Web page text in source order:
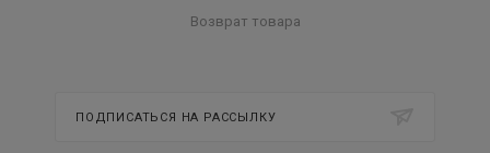
Возврат товара
ПОДПИСАТЬСЯ НА РАССЫЛКУ